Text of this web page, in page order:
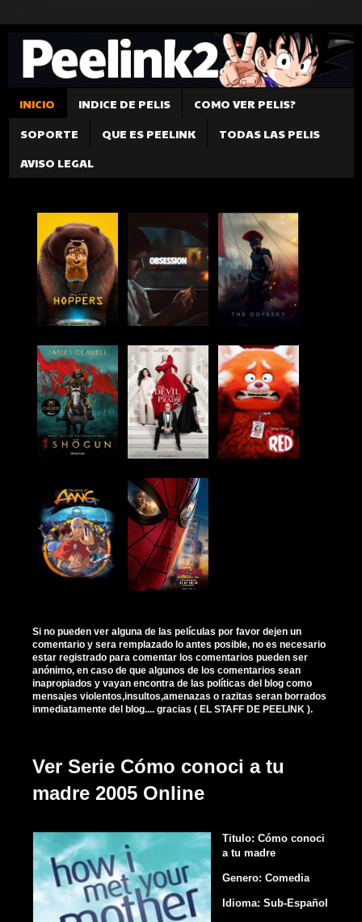
INICIO INDICE DE PELIS
COMO VER PELIS?
SOPORTE
QUE ES PEELINK
TODAS LAS PELIS
AVISO LEGAL
Si no pueden ver alguna de las películas por favor dejen un
comentario y sera remplazado lo antes posible, no es necesario
estar registrado para comentar los comentarios pueden ser
anónimo, en caso de que algunos de los comentarios sean
inapropiados y vayan encontra de las políticas del blog como
mensajes violentos,insultos,amenazas o razitas seran borrados
inmediatamente del blog.... gracias ( EL STAFF DE PEELINK ).
Ver Serie Cómo conoci a tu
madre 2005 Online
Titulo: Cómo conoci
a tu madre
Genero: Comedia
Idioma: Sub-Español